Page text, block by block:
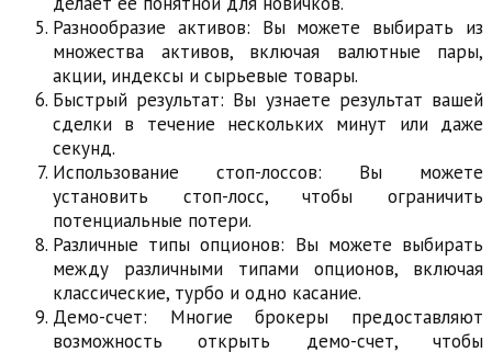
Разнообразие активов: Вы можете выбирать из
множества активов, включая валютные пары,
акции, индексы и сырьевые товары.
Быстрый результат: Вы узнаете результат вашей
сделки в течение нескольких минут или даже
секунд.
Использование стоп-лоссов: Вы можете
установить стоп-лосс, чтобы ограничить
потенциальные потери.
Различные типы опционов: Вы можете выбирать
между различными типами опционов, включая
классические, турбо и одно касание.
Демо-счет: Многие брокеры предоставляют
возможность открыть демо-счет, чтобы